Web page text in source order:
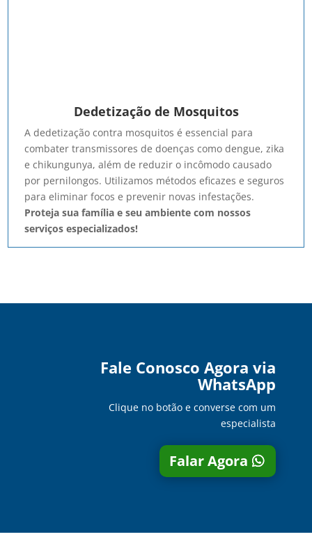
Dedetização de Mosquitos
A dedetização contra mosquitos é essencial para
combater transmissores de doenças como dengue, zika
e chikungunya, além de reduzir o incômodo causado
por pernilongos. Utilizamos métodos eficazes e seguros
para eliminar focos e prevenir novas infestações.
Proteja sua família e seu ambiente com nossos
serviços especializados!
Fale Conosco Agora via
WhatsApp
Clique no botão e converse com um
especialista
Falar Agora